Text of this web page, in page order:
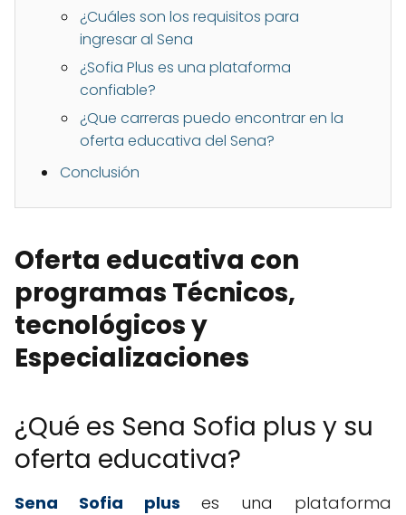
¿Cuáles son los requisitos para
ingresar al Sena
¿Sofia Plus es una plataforma
confiable?
¿Que carreras puedo encontrar en la
oferta educativa del Sena?
Conclusión
Oferta educativa con
programas Técnicos,
tecnológicos y
Especializaciones
¿Qué es Sena Sofia plus y su
oferta educativa?
Sena Sofia plus es una plataforma